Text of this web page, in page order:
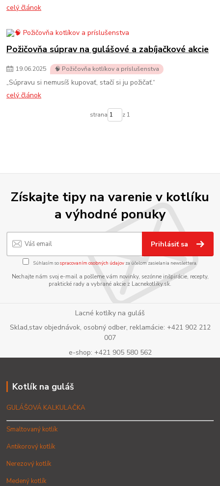
celý článok
Požičovňa súprav na gulášové a zabíjačkové akcie
19.06.2025 🧠 Požičovňa kotlíkov a príslušenstva
„Súpravu si nemusíš kupovať, stačí si ju požičať.“
celý článok
strana z 1
Získajte tipy na varenie v kotlíku
a výhodné ponuky
Prihlásiť sa
Súhlasím sospracovaním osobných údajov za účelom zasielania newslettera.
Nechajte nám svoj e-mail a pošleme vám novinky, sezónne inšpirácie, recepty,
praktické rady a vybrané akcie z Lacnekotliky.sk.
Lacné kotlíky na guláš
Sklad,stav objednávok, osobný odber, reklamácie: +421 902 212
007
e-shop: +421 905 580 562
Kotlík na guláš
GULÁŠOVÁ KALKULAČKA
Smaltovaný kotlík
Antikorový kotlík
Nerezový kotlík
Medený kotlík